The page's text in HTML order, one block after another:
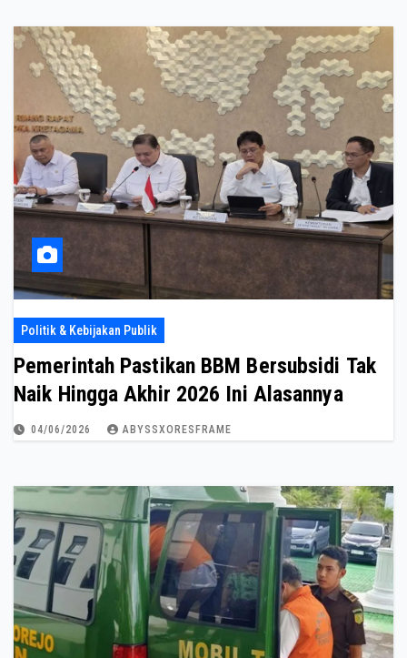
Politik & Kebijakan Publik
Pemerintah Pastikan BBM Bersubsidi Tak
Naik Hingga Akhir 2026 Ini Alasannya
04/06/2026 ABYSSXORESFRAME